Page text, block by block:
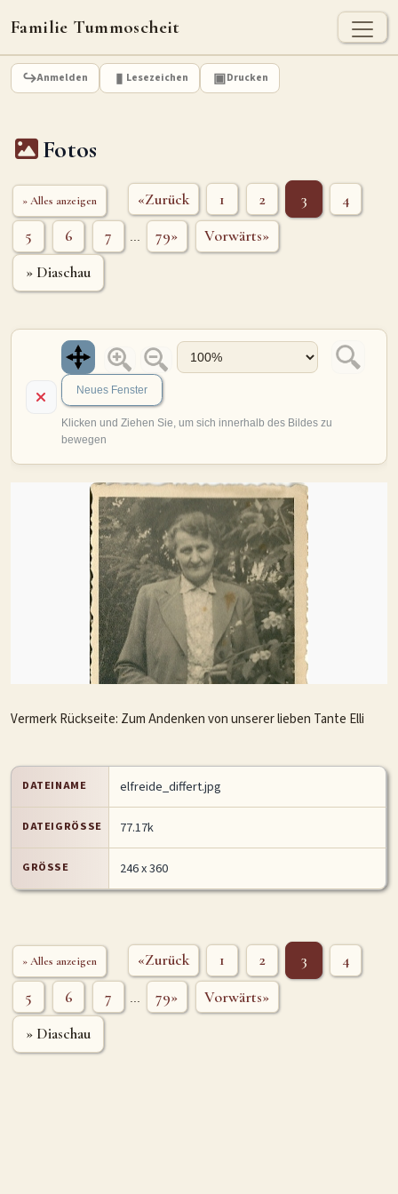
Familie Tummoscheit
TUMMOSCHEIT - HEUTE
STAMMBAUM
Stammbaum Tummoscheit Namen
Orte Historische Karte
Geografische Namensverteilung - Heute
Dokumente Kirchenbucheinträge Standesamteinträge
Grabsteine
MITMACHEN
Personen-Suche
Lesezeichen Personendaten Senden
Benutzer-Login beantragen Forum
SPRACHE / LANGUAGE
English
Anmelden Lesezeichen Drucken
Fotos
» Alles anzeigen «Zurück 1 2 3
4
5
6 7 79»
Vorwärts»
» Diaschau
Vermerk Rückseite: Zum Andenken von unserer lieben Tante Elli
DATEINAME elfreide_differt.jpg
DATEIGRÖSSE 77.17k
GRÖSSE 246 x 360
» Alles anzeigen «Zurück 1 2 3
4
5
6 7 79»
Vorwärts»
» Diaschau